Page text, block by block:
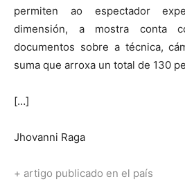
permiten ao espectador
dimensión, a mostra conta
documentos sobre a técnica,
suma que arroxa un total de 130
[…]
Jhovanni Raga
+ artigo publicado en el país